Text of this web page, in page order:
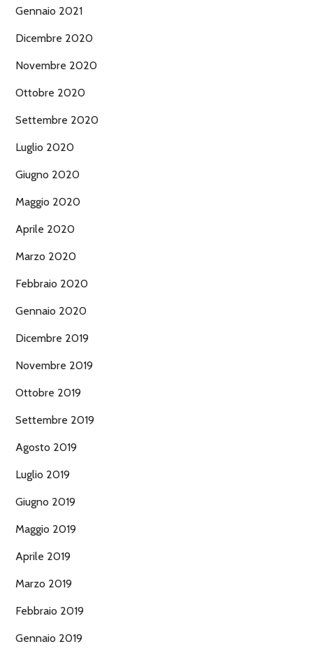
Gennaio 2021
Dicembre 2020
Novembre 2020
Ottobre 2020
Settembre 2020
Luglio 2020
Giugno 2020
Maggio 2020
Aprile 2020
Marzo 2020
Febbraio 2020
Gennaio 2020
Dicembre 2019
Novembre 2019
Ottobre 2019
Settembre 2019
Agosto 2019
Luglio 2019
Giugno 2019
Maggio 2019
Aprile 2019
Marzo 2019
Febbraio 2019
Gennaio 2019